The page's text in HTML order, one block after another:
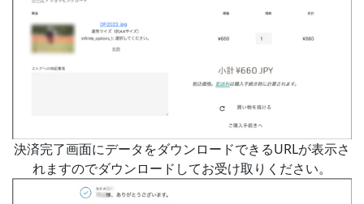
決済完了画面にデータをダウンロードできるURLが表示さ
れますのでダウンロードしてお受け取りください。